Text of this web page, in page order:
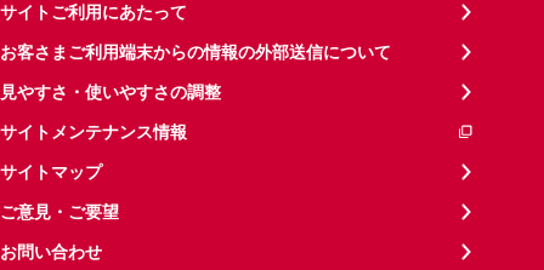
サイトご利用にあたって
お客さまご利用端末からの情報の外部送信について
見やすさ・使いやすさの調整
サイトメンテナンス情報
サイトマップ
ご意見・ご要望
お問い合わせ